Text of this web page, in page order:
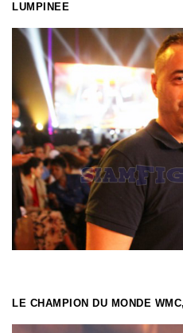
LUMPINEE
LE CHAMPION DU MONDE